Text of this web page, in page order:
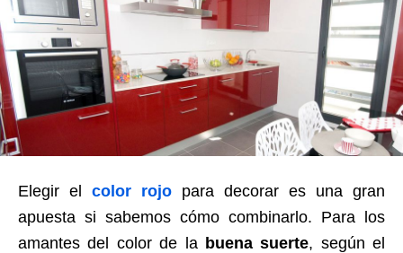
Elegir el color rojo para decorar es una gran
apuesta si sabemos cómo combinarlo. Para los
amantes del color de la buena suerte, según el